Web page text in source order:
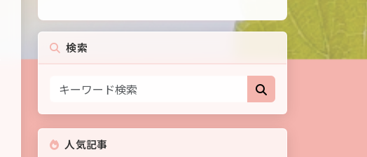
検索
人気記事